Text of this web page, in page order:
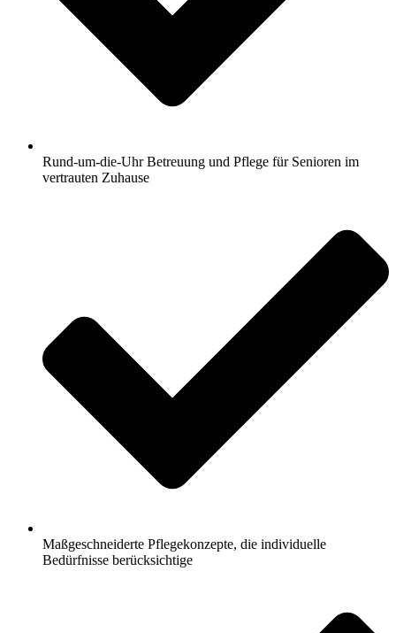
Rund-um-die-Uhr Betreuung und Pflege für Senioren im
vertrauten Zuhause
Maßgeschneiderte Pflegekonzepte, die individuelle
Bedürfnisse berücksichtige